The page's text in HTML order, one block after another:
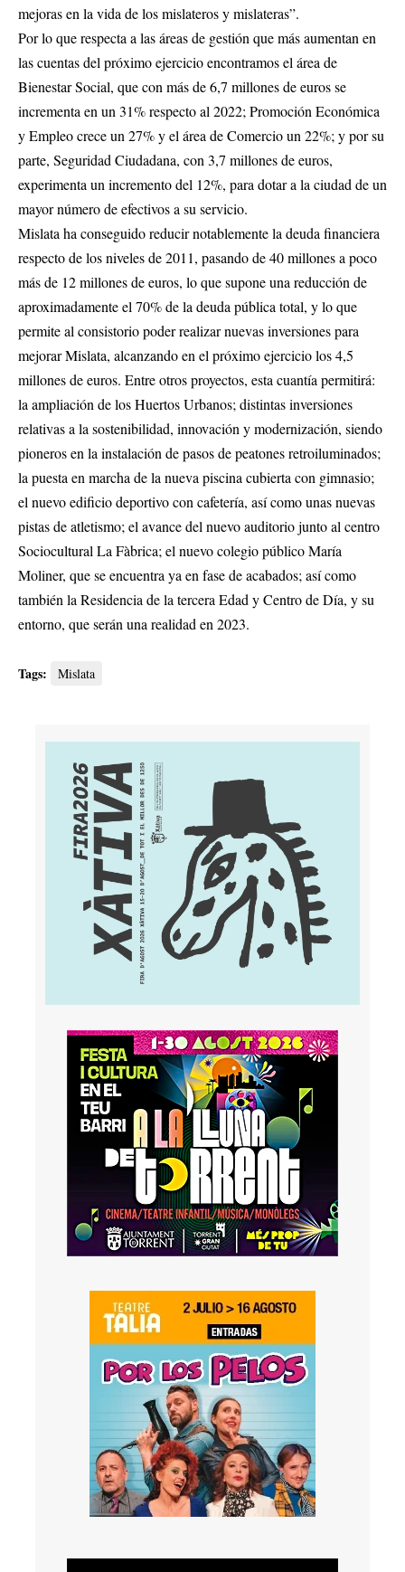
mejoras en la vida de los mislateros y mislateras”.
Por lo que respecta a las áreas de gestión que más aumentan en
las cuentas del próximo ejercicio encontramos el área de
Bienestar Social, que con más de 6,7 millones de euros se
incrementa en un 31% respecto al 2022; Promoción Económica
y Empleo crece un 27% y el área de Comercio un 22%; y por su
parte, Seguridad Ciudadana, con 3,7 millones de euros,
experimenta un incremento del 12%, para dotar a la ciudad de un
mayor número de efectivos a su servicio.
Mislata ha conseguido reducir notablemente la deuda financiera
respecto de los niveles de 2011, pasando de 40 millones a poco
más de 12 millones de euros, lo que supone una reducción de
aproximadamente el 70% de la deuda pública total, y lo que
permite al consistorio poder realizar nuevas inversiones para
mejorar Mislata, alcanzando en el próximo ejercicio los 4,5
millones de euros. Entre otros proyectos, esta cuantía permitirá:
la ampliación de los Huertos Urbanos; distintas inversiones
relativas a la sostenibilidad, innovación y modernización, siendo
pioneros en la instalación de pasos de peatones retroiluminados;
la puesta en marcha de la nueva piscina cubierta con gimnasio;
el nuevo edificio deportivo con cafetería, así como unas nuevas
pistas de atletismo; el avance del nuevo auditorio junto al centro
Sociocultural La Fàbrica; el nuevo colegio público María
Moliner, que se encuentra ya en fase de acabados; así como
también la Residencia de la tercera Edad y Centro de Día, y su
entorno, que serán una realidad en 2023.
Tags: Mislata